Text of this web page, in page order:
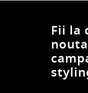
Fii la